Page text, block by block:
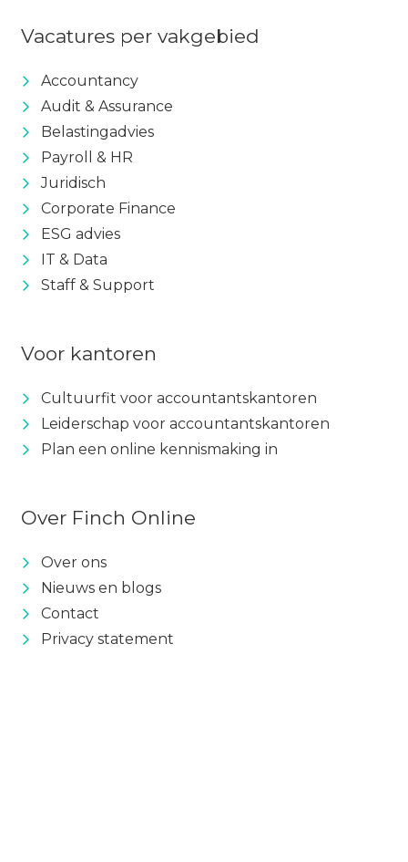
Vacatures per vakgebied
Accountancy
Audit & Assurance
Belastingadvies
Payroll & HR
Juridisch
Corporate Finance
ESG advies
IT & Data
Staff & Support
Voor kantoren
Cultuurfit voor accountantskantoren
Leiderschap voor accountantskantoren
Plan een online kennismaking in
Over Finch Online
Over ons
Nieuws en blogs
Contact
Privacy statement